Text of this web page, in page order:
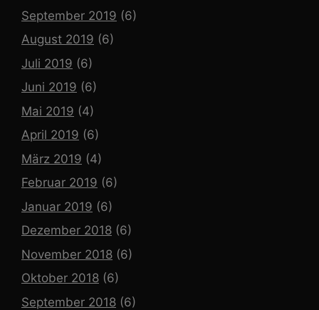
September 2019 (6)
August 2019 (6)
Juli 2019 (6)
Juni 2019 (6)
Mai 2019 (4)
April 2019 (6)
März 2019 (4)
Februar 2019 (6)
Januar 2019 (6)
Dezember 2018 (6)
November 2018 (6)
Oktober 2018 (6)
September 2018 (6)